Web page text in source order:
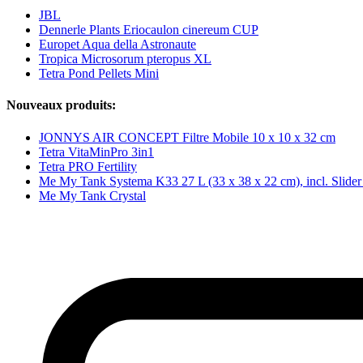
JBL
Dennerle Plants Eriocaulon cinereum CUP
Europet Aqua della Astronaute
Tropica Microsorum pteropus XL
Tetra Pond Pellets Mini
Nouveaux produits:
JONNYS AIR CONCEPT Filtre Mobile 10 x 10 x 32 cm
Tetra VitaMinPro 3in1
Tetra PRO Fertility
Me My Tank Systema K33 27 L (33 x 38 x 22 cm), incl.
Me My Tank Crystal